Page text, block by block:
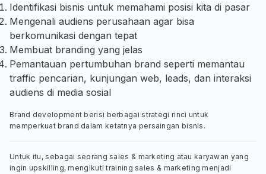
Identifikasi bisnis untuk memahami posisi kita di pasar
Mengenali audiens perusahaan agar bisa
berkomunikasi dengan tepat
Membuat branding yang jelas
Pemantauan pertumbuhan brand seperti memantau
traffic pencarian, kunjungan web, leads, dan interaksi
audiens di media sosial
Brand development berisi berbagai strategi rinci untuk
memperkuat brand dalam ketatnya persaingan bisnis.
Untuk itu, sebagai seorang sales & marketing atau karyawan yang
ingin upskilling, mengikuti training sales & marketing menjadi